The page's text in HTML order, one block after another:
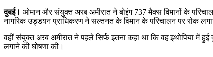
दुबई। ओमान और संयुक्त अरब अमीरात ने बोइंग 737 मैक्स विमानों के
नागरिक उड्डयन प्राधिकरण ने सल्तनत के विमान के परिचालन पर रोक
वहीं संयुक्त अरब अमीरात ने पहले सिर्फ इतना कहा था कि वह इथोपिया में
लगाने की घोषणा की।